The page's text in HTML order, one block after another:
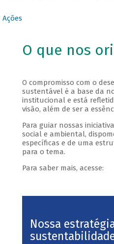
Ações
O que nos
O compromisso com o
sustentável é a base da
institucional e está
visão, além de ser a
Para guiar nossas
social e ambiental,
específicas e de uma
para o tema.
Para saber mais, acesse:
Nossa